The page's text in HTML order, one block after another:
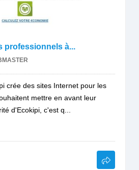
professionnels à...
crée des sites Internet pour les
mettre en avant leur
d'Ecokipi, c'est q...